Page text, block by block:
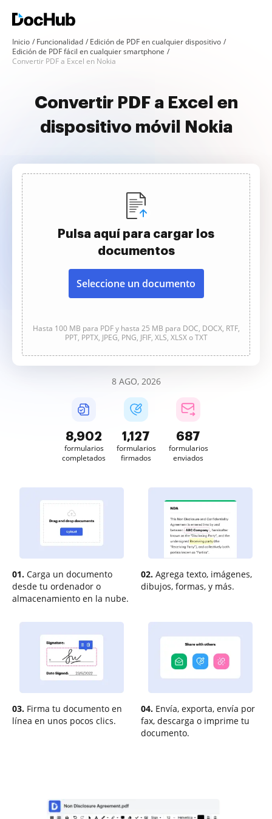
Inicio Funcionalidad
Edición de PDF en cualquier dispositivo
Edición de PDF fácil en cualquier smartphone
Convertir PDF a Excel en Nokia
Convertir PDF a Excel en
dispositivo móvil Nokia
Pulsa aquí para cargar los
documentos
Seleccione un documento
Hasta 100 MB para PDF y hasta 25 MB para DOC, DOCX, RTF,
PPT, PPTX, JPEG, PNG, JFIF, XLS, XLSX o TXT
8 AGO, 2026
8,903
formularios
completados
1,127
formularios
firmados
688
formularios
enviados
01. Carga un documento
desde tu ordenador o
almacenamiento en la nube.
02. Agrega texto, imágenes,
dibujos, formas, y más.
03. Firma tu documento en
línea en unos pocos clics.
04. Envía, exporta, envía por
fax, descarga o imprime tu
documento.